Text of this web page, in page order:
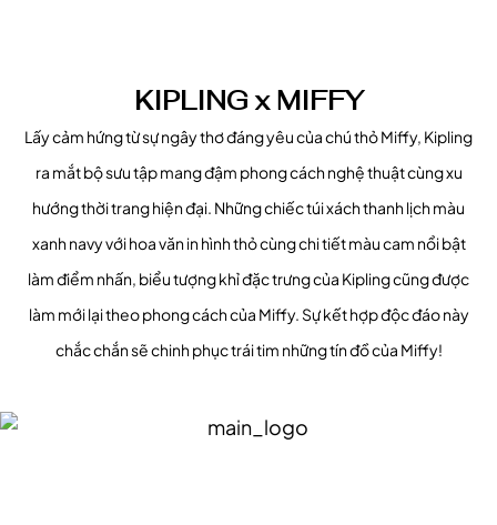
KIPLING x MIFFY
Lấy cảm hứng từ sự ngây thơ đáng yêu của chú thỏ Miffy, Kipling
ra mắt bộ sưu tập mang đậm phong cách nghệ thuật cùng xu
hướng thời trang hiện đại. Những chiếc túi xách thanh lịch màu
xanh navy với hoa văn in hình thỏ cùng chi tiết màu cam nổi bật
làm điểm nhấn, biểu tượng khỉ đặc trưng của Kipling cũng được
làm mới lại theo phong cách của Miffy. Sự kết hợp độc đáo này
chắc chắn sẽ chinh phục trái tim những tín đồ của Miffy!